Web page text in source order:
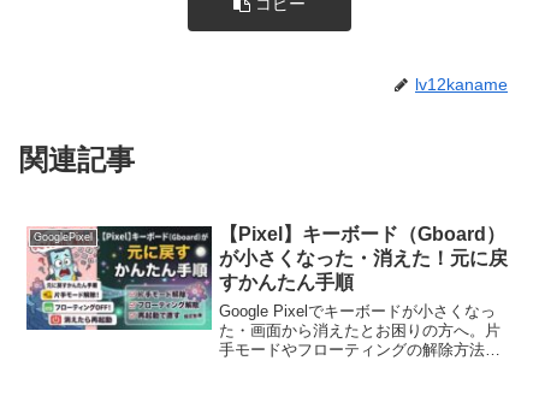
lv12kaname
関連記事
GooglePixel
【Pixel】キーボード（Gboard）
が小さくなった・消えた！元に戻
すかんたん手順
Google Pixelでキーボードが小さくなっ
た・画面から消えたとお困りの方へ。片
手モードやフローティングの解除方法、